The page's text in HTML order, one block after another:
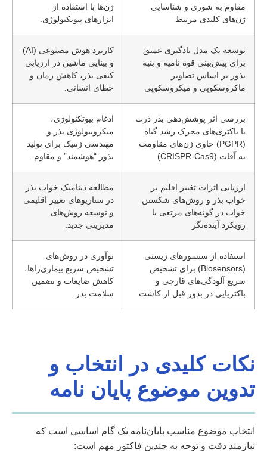
مقاوم به شوری و شناسایی
ژن‌های کلیدی مرتبط
ژن‌ها با استفاده از
ابزارهای بیوتکنولوژی.
توسعه یک مدل یادگیری عمیق
برای پیش‌بینی قوه نامیه و بنیه
بذور بر اساس تصاویر
ماکروسکوپی و میکروسکوپی
کاربرد هوش مصنوعی (AI)
و بینایی ماشین در ارزیابی
کیفی بذر، کاهش زمان و
خطای انسانی.
بررسی اثر پوشش‌دهی بذر ذرت
با باکتری‌های محرک رشد گیاه
(PGPR) حاوی ژن‌های مقاومت
به آفات (CRISPR-Cas9)
ادغام بیوتکنولوژی،
میکروبیولوژی بذر و
مهندسی ژنتیک برای تولید
بذور “هوشمند” و مقاوم.
ارزیابی اثرات تغییر اقلیم بر
خواب بذر و روش‌های شکستن
خواب در گونه‌های مرتعی با
رویکرد آینده‌نگر
مطالعه دینامیک خواب بذر
در سناریوهای تغییر اقلیمی
و توسعه روش‌های
مدیریتی جدید.
استفاده از سنسورهای زیستی
(Biosensors) برای تشخیص
سریع آلودگی‌های قارچی و
باکتریایی در بذور قبل از کاشت
نوآوری در روش‌های
تشخیص سریع بیماری‌زاها،
کاهش ضایعات و تضمین
سلامت بذر.
نکات کلیدی در انتخاب و
تدوین موضوع پایان نامه
انتخاب موضوع مناسب پایان‌نامه یک گام اساسی است که
نیازمند دقت و توجه به چندین فاکتور مهم است: